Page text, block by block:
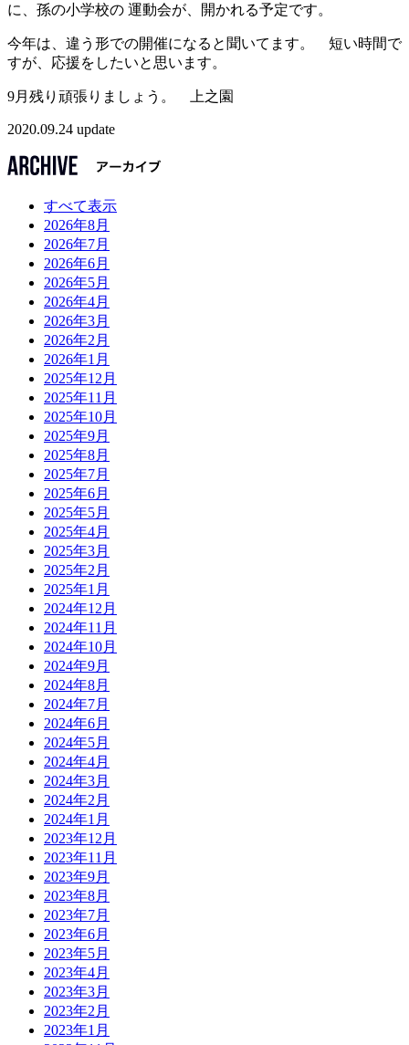
に、孫の小学校の 運動会が、開かれる予定です。
今年は、違う形での開催になると聞いてます。 短い時間で
すが、応援をしたいと思います。
9月残り頑張りましょう。 上之園
2020.09.24 update
すべて表示
2026年8月
2026年7月
2026年6月
2026年5月
2026年4月
2026年3月
2026年2月
2026年1月
2025年12月
2025年11月
2025年10月
2025年9月
2025年8月
2025年7月
2025年6月
2025年5月
2025年4月
2025年3月
2025年2月
2025年1月
2024年12月
2024年11月
2024年10月
2024年9月
2024年8月
2024年7月
2024年6月
2024年5月
2024年4月
2024年3月
2024年2月
2024年1月
2023年12月
2023年11月
2023年9月
2023年8月
2023年7月
2023年6月
2023年5月
2023年4月
2023年3月
2023年2月
2023年1月